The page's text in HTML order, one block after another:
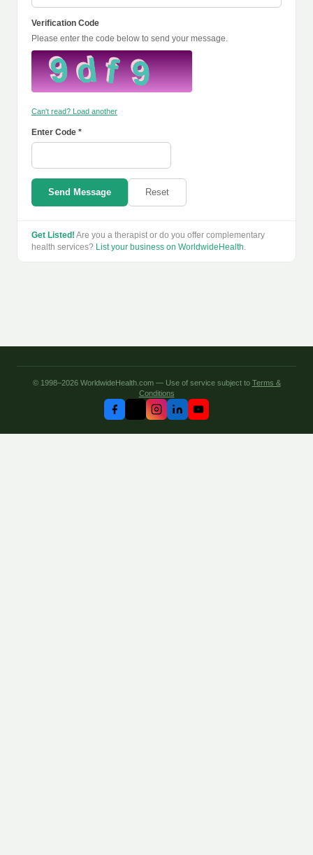
Verification Code
Please enter the code below to send your message.
Can't read? Load another
Enter Code *
Send Message Reset
Get Listed! Are you a therapist or do you offer complementary
health services? List your business on WorldwideHealth.
© 1998–2026 WorldwideHealth.com — Use of service subject to Terms &
Conditions